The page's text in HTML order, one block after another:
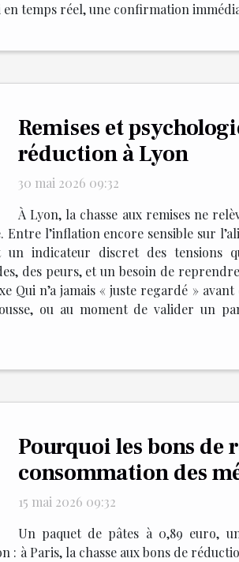
temps réel, une confirmation
Remises et
réduction à Lyon
30 mai 2026 09:32
À Lyon, la chasse aux remises ne
l’inflation encore sensible sur
indicateur discret des tensions
des peurs, et un besoin de
Qui n’a jamais « juste regardé »
ou au moment de valider un
Pourquoi les bons
consommation des
15 mai 2026 09:32
Un paquet de pâtes à 0,89 euro,
: à Paris, la chasse aux bons de